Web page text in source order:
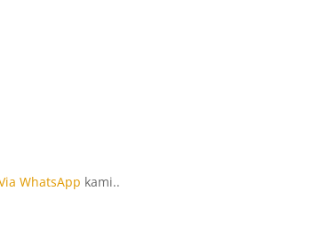
WhatsApp kami..